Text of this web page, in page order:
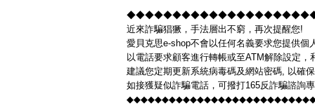
◆◆◆◆◆◆◆◆◆◆◆◆◆◆◆◆◆◆◆◆◆◆◆◆
近來詐騙猖獗，手法層出不窮，再次提醒您!
愛貝克思e-shop不會以任何名義要求您提供個
以電話要求顧客進行轉帳或至ATM解除設定
建議您定期更新系統病毒碼及網站密碼, 以確
如接獲疑似詐騙電話，可撥打165反詐騙諮詢